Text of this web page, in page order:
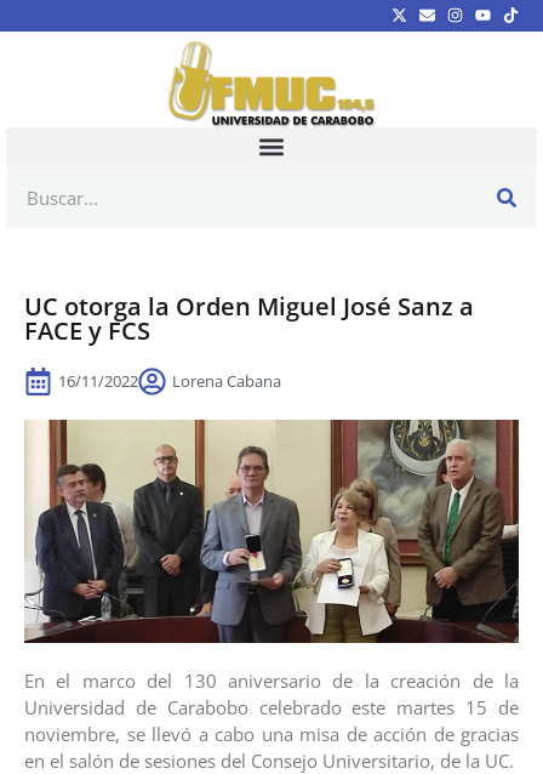
UC otorga la Orden Miguel José Sanz a
FACE y FCS
16/11/2022 Lorena Cabana
En el marco del 130 aniversario de la creación de la
Universidad de Carabobo celebrado este martes 15 de
noviembre, se llevó a cabo una misa de acción de gracias
en el salón de sesiones del Consejo Universitario, de la UC.